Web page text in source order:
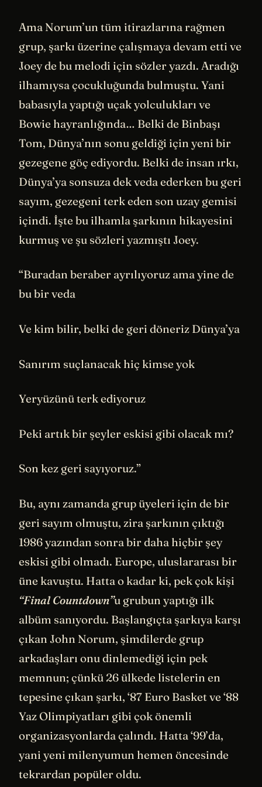
Ama Norum’un tüm itirazlarına rağmen
grup, şarkı üzerine çalışmaya devam etti ve
Joey de bu melodi için sözler yazdı. Aradığı
ilhamıysa çocukluğunda bulmuştu. Yani
babasıyla yaptığı uçak yolculukları ve
Bowie hayranlığında… Belki de Binbaşı
Tom, Dünya’nın sonu geldiği için yeni bir
gezegene göç ediyordu. Belki de insan ırkı,
Dünya’ya sonsuza dek veda ederken bu geri
sayım, gezegeni terk eden son uzay gemisi
içindi. İşte bu ilhamla şarkının hikayesini
kurmuş ve şu sözleri yazmıştı Joey.
“Buradan beraber ayrılıyoruz ama yine de
bu bir veda
Ve kim bilir, belki de geri döneriz Dünya’ya
Sanırım suçlanacak hiç kimse yok
Yeryüzünü terk ediyoruz
Peki artık bir şeyler eskisi gibi olacak mı?
Son kez geri sayıyoruz.”
Bu, aynı zamanda grup üyeleri için de bir
geri sayım olmuştu, zira şarkının çıktığı
1986 yazından sonra bir daha hiçbir şey
eskisi gibi olmadı. Europe, uluslararası bir
üne kavuştu. Hatta o kadar ki, pek çok kişi
“Final Countdown”u grubun yaptığı ilk
albüm sanıyordu. Başlangıçta şarkıya karşı
çıkan John Norum, şimdilerde grup
arkadaşları onu dinlemediği için pek
memnun; çünkü 26 ülkede listelerin en
tepesine çıkan şarkı, ‘87 Euro Basket ve ‘88
Yaz Olimpiyatları gibi çok önemli
organizasyonlarda çalındı. Hatta ‘99’da,
yani yeni milenyumun hemen öncesinde
tekrardan popüler oldu.